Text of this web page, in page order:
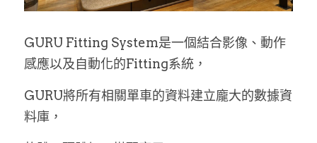
GURU Fitting System是一個結合影像、動作
感應以及自動化的Fitting系統，
GURU將所有相關單車的資料建立龐大的數據資
料庫，